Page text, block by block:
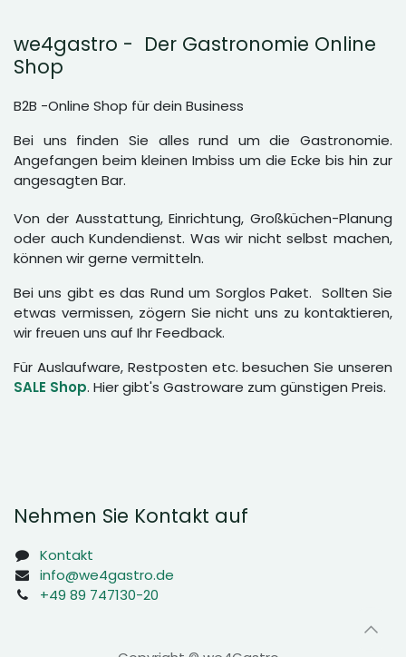
we4gastro - Der Gastronomie Online
Shop
B2B -Online Shop für dein Business
Bei uns finden Sie alles rund um die Gastronomie.
Angefangen beim kleinen Imbiss um die Ecke bis hin zur
angesagten Bar.
Von der Ausstattung, Einrichtung, Großküchen-Planung
oder auch Kundendienst. Was wir nicht selbst machen,
können wir gerne vermitteln.
Bei uns gibt es das Rund um Sorglos Paket. Sollten Sie
etwas vermissen, zögern Sie nicht uns zu kontaktieren,
wir freuen uns auf Ihr Feedback.
Für Auslaufware, Restposten etc. besuchen Sie unseren
SALE Shop. Hier gibt's Gastroware zum günstigen Preis.
Nehmen Sie Kontakt auf
Kontakt
info@we4gastro.de
+49 89 747130-20